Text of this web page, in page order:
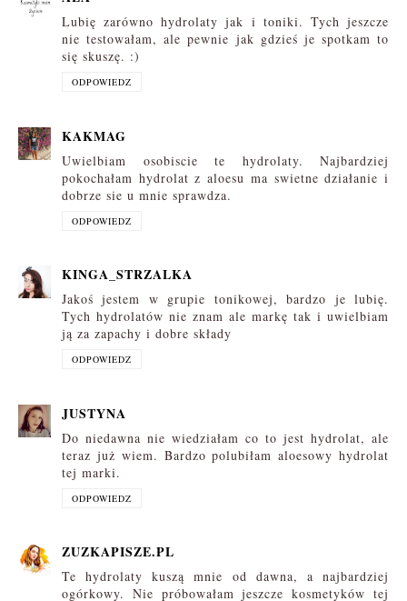
Lubię zarówno hydrolaty jak i toniki. Tych jeszcze
nie testowałam, ale pewnie jak gdzieś je spotkam to
się skuszę. :)
ODPOWIEDZ
KAKMAG
Uwielbiam osobiscie te hydrolaty. Najbardziej
pokochałam hydrolat z aloesu ma swietne działanie i
dobrze sie u mnie sprawdza.
ODPOWIEDZ
KINGA_STRZALKA
Jakoś jestem w grupie tonikowej, bardzo je lubię.
Tych hydrolatów nie znam ale markę tak i uwielbiam
ją za zapachy i dobre składy
ODPOWIEDZ
JUSTYNA
Do niedawna nie wiedziałam co to jest hydrolat, ale
teraz już wiem. Bardzo polubiłam aloesowy hydrolat
tej marki.
ODPOWIEDZ
ZUZKAPISZE.PL
Te hydrolaty kuszą mnie od dawna, a najbardziej
ogórkowy. Nie próbowałam jeszcze kosmetyków tej